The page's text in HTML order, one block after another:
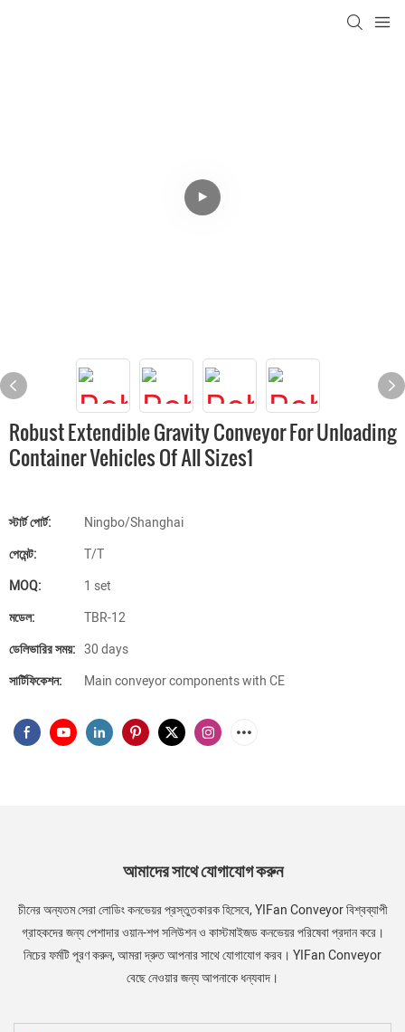
Robust Extendible Gravity Conveyor For Unloading
Container Vehicles Of All Sizes1
স্টার্ট পোর্ট:
Ningbo/Shanghai
পেমেন্ট:
T/T
MOQ:
1 set
মডেল:
TBR-12
ডেলিভারির সময়: 30 days
সার্টিফিকেশন:
Main conveyor components with CE
আমাদের সাথে যোগাযোগ করুন
চীনের অন্যতম সেরা লোডিং কনভেয়র প্রস্তুতকারক হিসেবে, YIFan Conveyor বিশ্বব্যাপী
গ্রাহকদের জন্য পেশাদার ওয়ান-শপ সলিউশন ও কাস্টমাইজড কনভেয়র পরিষেবা প্রদান করে।
নিচের ফর্মটি পূরণ করুন, আমরা দ্রুত আপনার সাথে যোগাযোগ করব। YIFan Conveyor
বেছে নেওয়ার জন্য আপনাকে ধন্যবাদ।